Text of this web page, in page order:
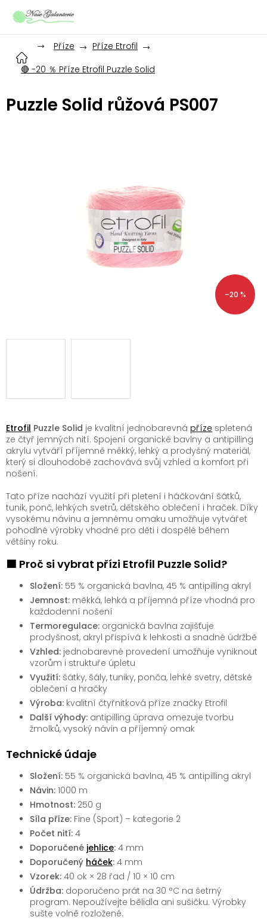
Příze
Příze Etrofil
🔴 -20 ％ Příze Etrofil Puzzle Solid
Puzzle Solid růžová PS007
–20 %
Etrofil Puzzle Solid je kvalitní jednobarevná příze spletená
ze čtyř jemných nití. Spojení organické bavlny a antipilling
akrylu vytváří příjemně měkký, lehký a prodyšný materiál,
který si dlouhodobě zachovává svůj vzhled a komfort při
nošení.
Tato příze nachází využití při pletení i háčkování šátků,
tunik, ponč, lehkých svetrů, dětského oblečení i hraček. Díky
vysokému návinu a jemnému omaku umožňuje vytvářet
pohodlné výrobky vhodné pro děti i dospělé během
většiny roku.
🟩 Proč si vybrat přízi Etrofil Puzzle Solid?
Složení: 55 % organická bavlna, 45 % antipilling akryl
Jemnost: měkká, lehká a příjemná příze vhodná pro
každodenní nošení
Termoregulace: organická bavlna zajišťuje
prodyšnost, akryl přispívá k lehkosti a snadné údržbě
Vzhled: jednobarevné provedení umožňuje vyniknout
vzorům i struktuře úpletu
Využití: šátky, šály, tuniky, ponča, lehké svetry, dětské
oblečení a hračky
Výroba: kvalitní čtyřnitková příze značky Etrofil
Další výhody: antipilling úprava omezuje tvorbu
žmolků, vysoký návin a příjemný omak
Technické údaje
Složení: 55 % organická bavlna, 45 % antipilling akryl
Návin: 1000 m
Hmotnost: 250 g
Síla příze: Fine (Sport) – kategorie 2
Počet nití: 4
Doporučené jehlice: 4 mm
Doporučený háček: 4 mm
Vzorek: 40 ok × 28 řad / 10 × 10 cm
Údržba: doporučeno prát na 30 °C na šetrný
program. Nepoužívejte bělidla ani sušičku. Výrobky
sušte volně rozložené.